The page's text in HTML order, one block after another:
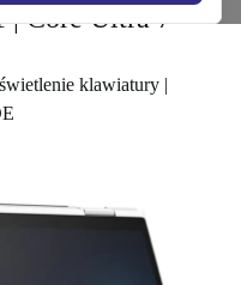
| Core Ultra 7
klawiatury |